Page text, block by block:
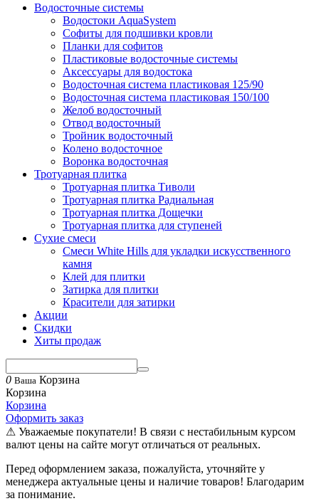
Водосточные системы
Водостоки AquaSystem
Софиты для подшивки кровли
Планки для софитов
Пластиковые водосточные системы
Аксессуары для водостока
Водосточная система пластиковая 125/90
Водосточная система пластиковая 150/100
Желоб водосточный
Отвод водосточный
Тройник водосточный
Колено водосточное
Воронка водосточная
Тротуарная плитка
Тротуарная плитка Тиволи
Тротуарная плитка Радиальная
Тротуарная плитка Дощечки
Тротуарная плитка для ступеней
Сухие смеси
Смеси White Hills для укладки искусственного
камня
Клей для плитки
Затирка для плитки
Красители для затирки
Акции
Скидки
Хиты продаж
0 Ваша Корзина
Корзина
Корзина
Оформить заказ
⚠ Уважаемые покупатели! В связи с нестабильным курсом
валют цены на сайте могут отличаться от реальных.
Перед оформлением заказа, пожалуйста, уточняйте у
менеджера актуальные цены и наличие товаров! Благодарим
за понимание.